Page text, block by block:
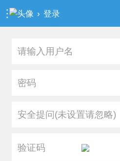
› 登录
安全提问(未设置请忽略)